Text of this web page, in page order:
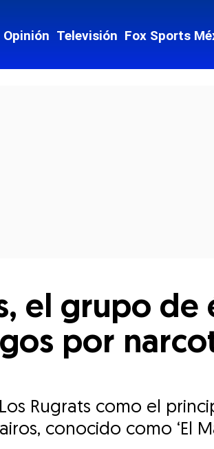
Opinión Televisión Fox Sports
el grupo de
por
Rugrats como el
conocido como ‘El